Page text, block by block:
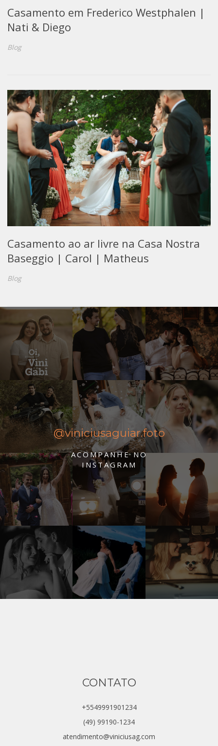
Casamento em Frederico Westphalen |
Nati & Diego
Blog
Casamento ao ar livre na Casa Nostra
Baseggio | Carol | Matheus
Blog
@viniciusaguiar.foto
ACOMPANHE NO
INSTAGRAM
CONTATO
+5549991901234
(49) 99190-1234
atendimento@viniciusag.com